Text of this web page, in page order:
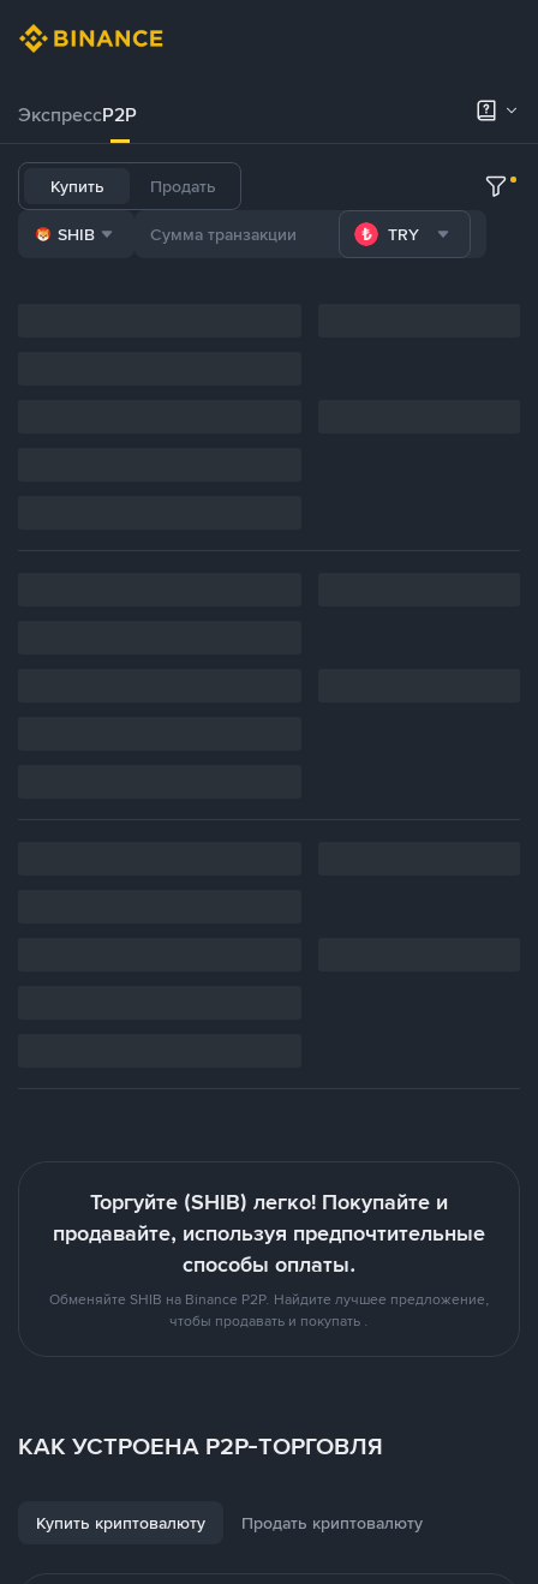
ЭкспрессP2P
Купить Продать
SHIB TRY
Торгуйте (SHIB) легко! Покупайте и
продавайте, используя предпочтительные
способы оплаты.
Обменяйте SHIB на Binance P2P. Найдите лучшее предложение,
чтобы продавать и покупать .
КАК УСТРОЕНА P2P-ТОРГОВЛЯ
Купить криптовалюту Продать криптовалюту